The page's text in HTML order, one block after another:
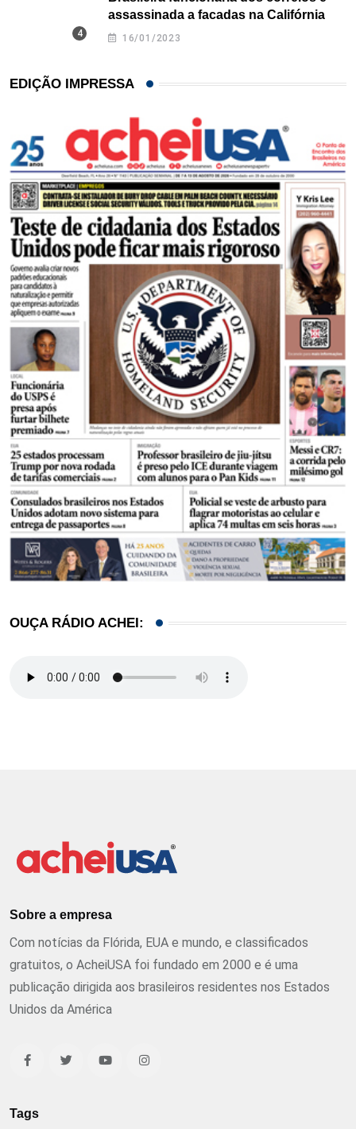
assassinada a facadas na Califórnia
16/01/2023
EDIÇÃO IMPRESSA
OUÇA RÁDIO ACHEI:
Sobre a empresa
Com notícias da Flórida, EUA e mundo, e classificados
gratuitos, o AcheiUSA foi fundado em 2000 e é uma
publicação dirigida aos brasileiros residentes nos Estados
Unidos da América
Tags